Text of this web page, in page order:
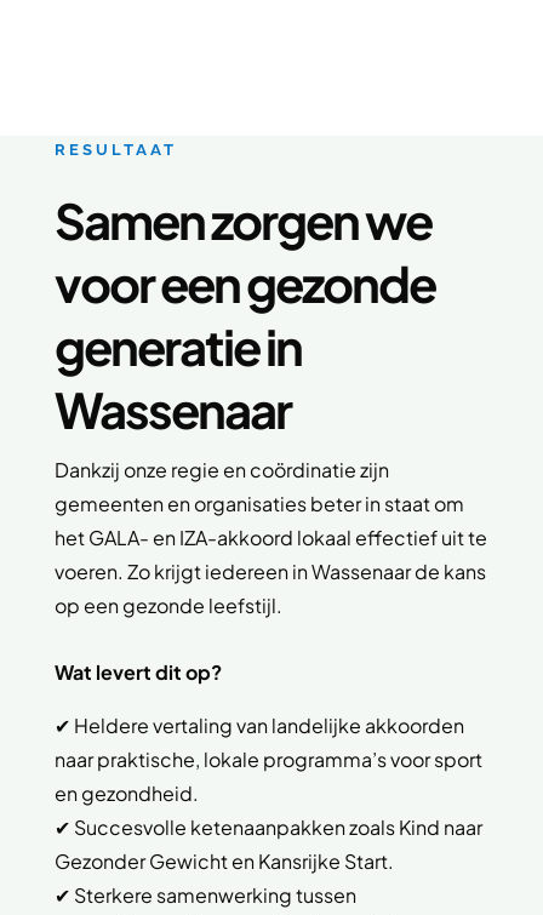
RESULTAAT
Samen zorgen we
voor een gezonde
generatie in
Wassenaar
Dankzij onze regie en coördinatie zijn
gemeenten en organisaties beter in staat om
het GALA- en IZA-akkoord lokaal effectief uit te
voeren. Zo krijgt iedereen in Wassenaar de kans
op een gezonde leefstijl.
Wat levert dit op?
✔ Heldere vertaling van landelijke akkoorden
naar praktische, lokale programma’s voor sport
en gezondheid.
✔ Succesvolle ketenaanpakken zoals Kind naar
Gezonder Gewicht en Kansrijke Start.
✔ Sterkere samenwerking tussen